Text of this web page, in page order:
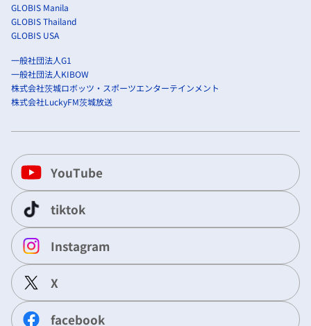
GLOBIS Manila
GLOBIS Thailand
GLOBIS USA
一般社団法人G1
一般社団法人KIBOW
株式会社茨城ロボッツ・スポーツエンターテインメント
株式会社LuckyFM茨城放送
YouTube
tiktok
Instagram
X
facebook